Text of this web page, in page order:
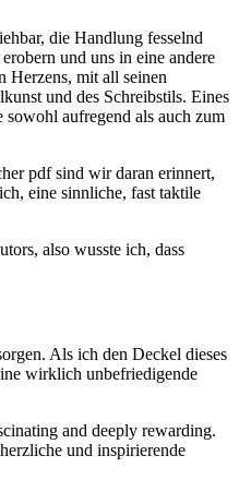
die Handlung fesselnd
und uns in eine andere
Herzens, mit all seinen
und des Schreibstils. Eines
aufregend als auch zum
pdf sind wir daran erinnert,
eine sinnliche, fast taktile
also wusste ich, dass
Als ich den Deckel dieses
wirklich unbefriedigende
and deeply rewarding.
und inspirierende